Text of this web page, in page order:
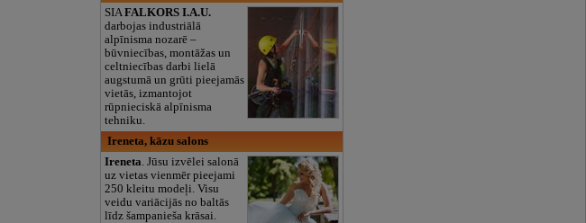
SIAFALKORS I.A.U.
darbojas industriālā
alpīnisma nozarē –
būvniecības, montāžas un
celtniecības darbi lielā
augstumā un grūti pieejamās
vietās, izmantojot
rūpnieciskā alpīnisma
tehniku.
Ireneta, kāzu salons
Ireneta . Jūsu izvēlei salonā
uz vietas vienmēr pieejami
250 kleitu modeļi. Visu
veidu variācijās no baltās
līdz šampanieša krāsai.